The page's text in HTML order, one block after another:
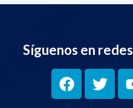
Síguenos en redes